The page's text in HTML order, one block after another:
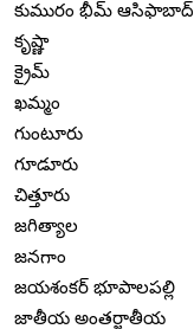
కుమురం భీమ్ ఆసిఫాబాద్
కృష్ణా
క్రైమ్
ఖమ్మం
గుంటూరు
గూడూరు
చిత్తూరు
జగిత్యాల
జనగాం
జయశంకర్ భూపాలపల్లి
జాతీయ అంతర్జాతీయ